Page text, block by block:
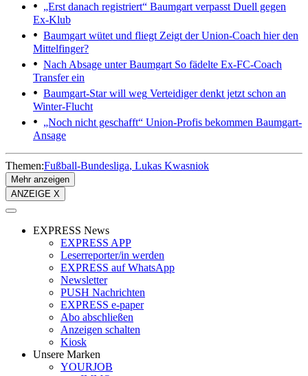
„Erst danach registriert“ Baumgart verpasst Duell gegen
Ex-Klub
Baumgart wütet und fliegt Zeigt der Union-Coach hier den
Mittelfinger?
Nach Absage unter Baumgart So fädelte Ex-FC-Coach
Transfer ein
Baumgart-Star will weg Verteidiger denkt jetzt schon an
Winter-Flucht
„Noch nicht geschafft“ Union-Profis bekommen Baumgart-
Ansage
Themen:Fußball-Bundesliga Lukas Kwasniok
Mehr anzeigen
ANZEIGE X
EXPRESS News
EXPRESS APP
Leserreporter/in werden
EXPRESS auf WhatsApp
Newsletter
PUSH Nachrichten
EXPRESS e-paper
Abo abschließen
Anzeigen schalten
Kiosk
Unsere Marken
YOURJOB